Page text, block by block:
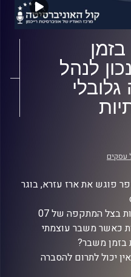
לנהל
עסקים
פוגש את ארז עזרא, בוגר
לשיחה בשניים על קבלת החלטות בצל המתקפה של 07
כאשר משבר עוצמתי
בזמן משבר?
יכול לתרום להסברה